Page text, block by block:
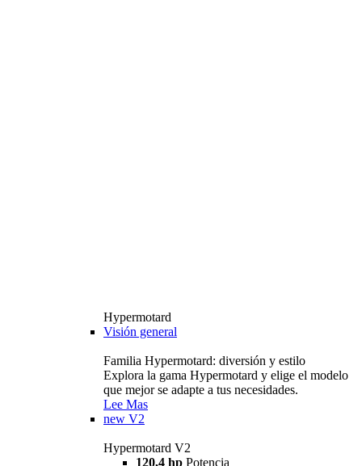
Hypermotard
Visión general
Familia Hypermotard: diversión y estilo
Explora la gama Hypermotard y elige el modelo
que mejor se adapte a tus necesidades.
Lee Mas
new V2
Hypermotard V2
120,4 hp Potencia